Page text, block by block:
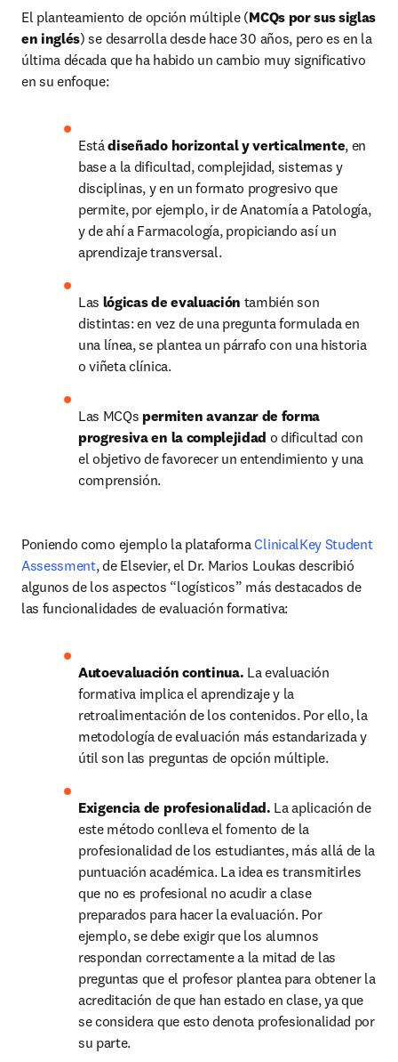
El planteamiento de opción múltiple (MCQs por sus siglas
en inglés) se desarrolla desde hace 30 años, pero es en la
última década que ha habido un cambio muy significativo
en su enfoque:
Está diseñado horizontal y verticalmente, en
base a la dificultad, complejidad, sistemas y
disciplinas, y en un formato progresivo que
permite, por ejemplo, ir de Anatomía a Patología,
y de ahí a Farmacología, propiciando así un
aprendizaje transversal.
Las lógicas de evaluación también son
distintas: en vez de una pregunta formulada en
una línea, se plantea un párrafo con una historia
o viñeta clínica.
Las MCQs permiten avanzar de forma
progresiva en la complejidad o dificultad con
el objetivo de favorecer un entendimiento y una
comprensión.
Poniendo como ejemplo la plataforma ClinicalKey Student
Assessment, de Elsevier, el Dr. Marios Loukas describió
algunos de los aspectos “logísticos” más destacados de
las funcionalidades de evaluación formativa:
Autoevaluación continua. La evaluación
formativa implica el aprendizaje y la
retroalimentación de los contenidos. Por ello, la
metodología de evaluación más estandarizada y
útil son las preguntas de opción múltiple.
Exigencia de profesionalidad. La aplicación de
este método conlleva el fomento de la
profesionalidad de los estudiantes, más allá de la
puntuación académica. La idea es transmitirles
que no es profesional no acudir a clase
preparados para hacer la evaluación. Por
ejemplo, se debe exigir que los alumnos
respondan correctamente a la mitad de las
preguntas que el profesor plantea para obtener la
acreditación de que han estado en clase, ya que
se considera que esto denota profesionalidad por
su parte.